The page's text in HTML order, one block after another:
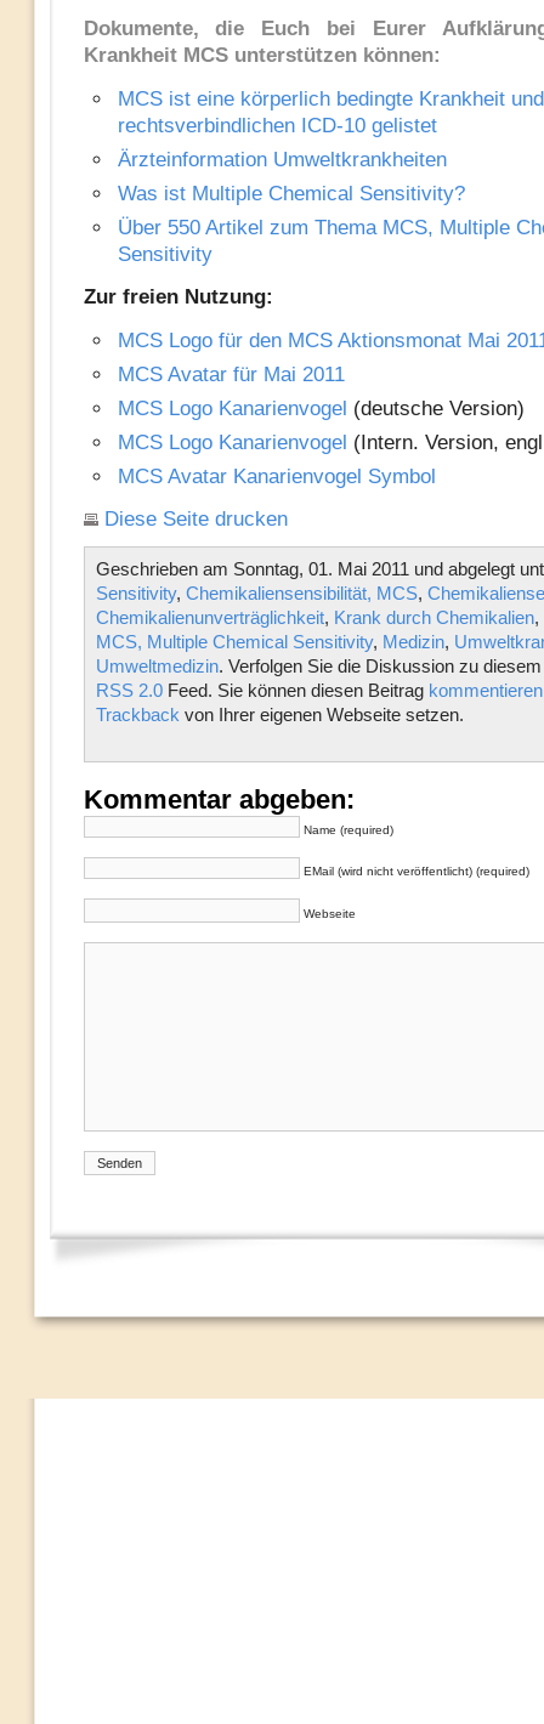
Dokumente, die Euch bei Eurer
Krankheit MCS unterstützen können:
MCS ist eine körperlich bedingte Krankheit
rechtsverbindlichen ICD-10 gelistet
Ärzteinformation Umweltkrankheiten
Was ist Multiple Chemical Sensitivity?
Über 550 Artikel zum Thema MCS, Multiple
Sensitivity
Zur freien Nutzung:
MCS Logo für den MCS Aktionsmonat Mai
MCS Avatar für Mai 2011
MCS Logo Kanarienvogel (deutsche Version)
MCS Logo Kanarienvogel (Intern. Version,
MCS Avatar Kanarienvogel Symbol
Diese Seite drucken
Geschrieben am Sonntag, 01. Mai 2011 und abgelegt
Sensitivity, Chemikaliensensibilität, MCS,
Chemikalienunverträglichkeit, Krank durch Chemikalien,
MCS, Multiple Chemical Sensitivity, Medizin,
Umweltmedizin. Verfolgen Sie die Diskussion zu
RSS 2.0Feed. Sie können diesen Beitrag kommentieren
Trackback von Ihrer eigenen Webseite setzen.
Kommentar abgeben:
Name (required)
EMail (wird nicht veröffentlicht) (required)
Webseite